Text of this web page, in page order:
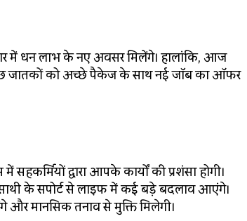
में धन लाभ के नए अवसर मिलेंगे। हालांकि, आज
जातकों को अच्छे पैकेज के साथ नई जॉब का ऑफर
द्वारा आपके कार्यों की प्रशंसा होगी।
के सपोर्ट से लाइफ में कई बड़े बदलाव आएंगे।
और मानसिक तनाव से मुक्ति मिलेगी।